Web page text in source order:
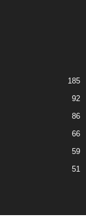
185
92
86
66
59
51